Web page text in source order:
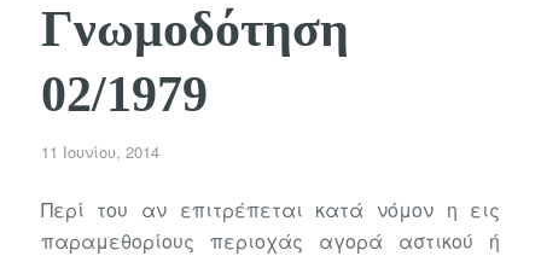
Γνωμοδότηση
02/1979
11 Ιουνίου, 2014
Περί του αν επιτρέπεται κατά νόμον η εις
παραμεθορίους περιοχάς αγορά αστικού ή